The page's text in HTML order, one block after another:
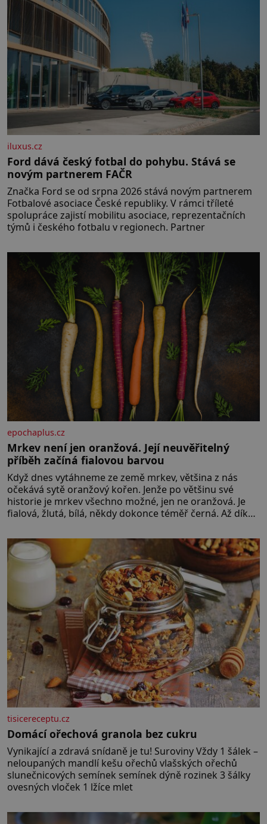
iluxus.cz
Ford dává český fotbal do pohybu. Stává se
novým partnerem FAČR
Značka Ford se od srpna 2026 stává novým partnerem
Fotbalové asociace České republiky. V rámci tříleté
spolupráce zajistí mobilitu asociace, reprezentačních
týmů i českého fotbalu v regionech. Partner
epochaplus.cz
Mrkev není jen oranžová. Její neuvěřitelný
příběh začíná fialovou barvou
Když dnes vytáhneme ze země mrkev, většina z nás
očekává sytě oranžový kořen. Jenže po většinu své
historie je mrkev všechno možné, jen ne oranžová. Je
fialová, žlutá, bílá, někdy dokonce téměř černá. Až díky
bez které si českou zahradu ani nedokážeme
představit. Její příběh je
tisicereceptu.cz
Domácí ořechová granola bez cukru
Vynikající a zdravá snídaně je tu! Suroviny Vždy 1 šálek –
neloupaných mandlí kešu ořechů vlašských ořechů
slunečnicových semínek semínek dýně rozinek 3 šálky
ovesných vloček 1 lžíce mlet